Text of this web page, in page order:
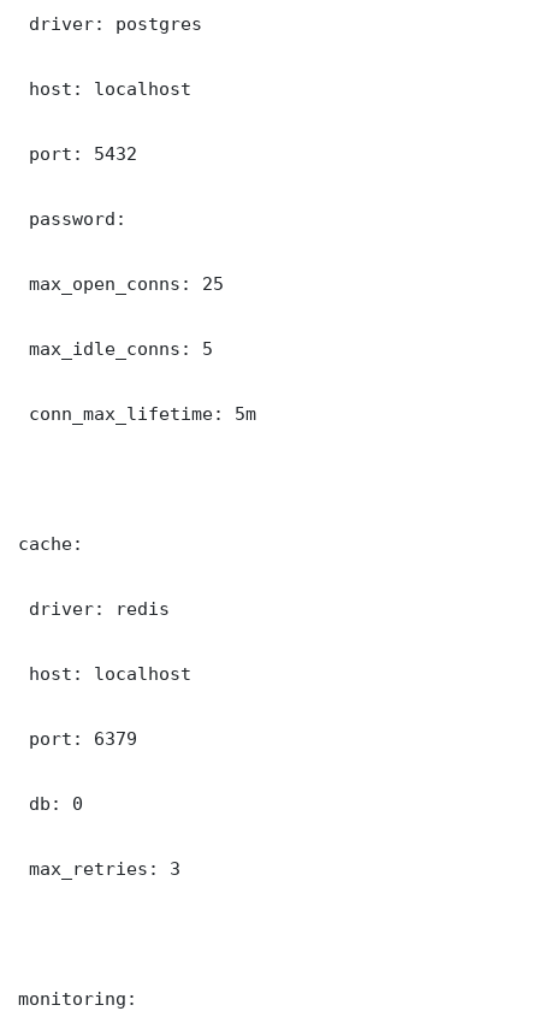
driver: postgres
host: localhost
port: 5432
password:
max_open_conns: 25
max_idle_conns: 5
conn_max_lifetime: 5m
cache:
driver: redis
host: localhost
port: 6379
db: 0
max_retries: 3
monitoring: